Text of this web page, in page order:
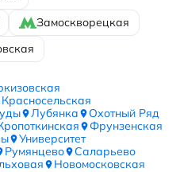
Замоскворецкая
Красносельская
Лубянка
Охотный Ряд
Фрунзенская
Университет
Румянцево
Саларьево
Новомосковская